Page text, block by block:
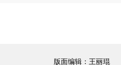
版面编辑：王丽琨